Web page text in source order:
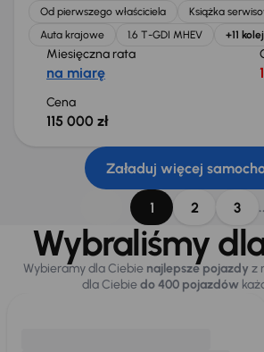
Od pierwszego właściciela
Książka
Auta krajowe
1.6 T-GDI MHEV +11
Miesięczna rata
na miarę
Cena
115 000 zł
Załaduj więcej
1 2 3
Wybraliśmy
Wybieramy dla Ciebie najlepsze pojazdy z
dla Ciebiedo 400 pojazdów